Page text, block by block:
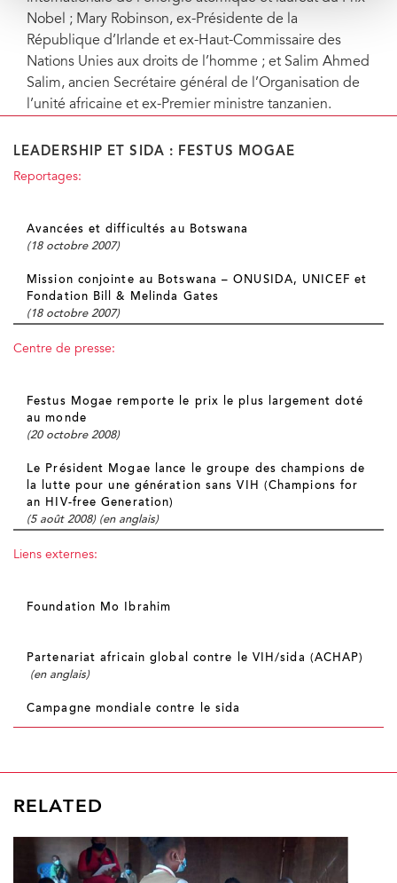
Nobel ; Mary Robinson, ex-Présidente de la
République d’Irlande et ex-Haut-Commissaire des
Nations Unies aux droits de l’homme ; et Salim Ahmed
Salim, ancien Secrétaire général de l’Organisation de
l’unité africaine et ex-Premier ministre tanzanien.
LEADERSHIP ET SIDA : FESTUS MOGAE
Reportages:
Avancées et difficultés au Botswana
(18 octobre 2007)
Mission conjointe au Botswana – ONUSIDA, UNICEF et
Fondation Bill & Melinda Gates
(18 octobre 2007)
Centre de presse:
Festus Mogae remporte le prix le plus largement doté
au monde
(20 octobre 2008)
Le Président Mogae lance le groupe des champions de
la lutte pour une génération sans VIH (Champions for
an HIV-free Generation)
(5 août 2008) (en anglais)
Liens externes:
Foundation Mo Ibrahim
Partenariat africain global contre le VIH/sida (ACHAP)
(en anglais)
Campagne mondiale contre le sida
RELATED